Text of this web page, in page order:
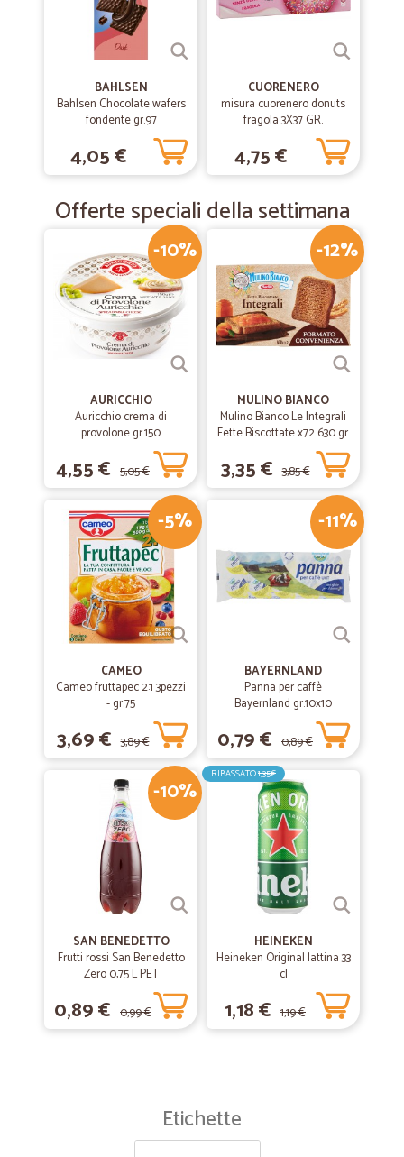
BAHLSEN
Bahlsen Chocolate wafers
fondente gr.97
4,05 €
CUORENERO
misura cuorenero donuts
fragola 3X37 GR.
4,75 €
Offerte speciali della settimana
-10%
AURICCHIO
Auricchio crema di
provolone gr.150
4,55 € 5,05 €
-12%
MULINO BIANCO
Mulino Bianco Le Integrali
Fette Biscottate x72 630 gr.
3,35 € 3,85 €
-5%
CAMEO
Cameo fruttapec 2:1 3pezzi
- gr.75
3,69 € 3,89 €
-11%
BAYERNLAND
Panna per caffè
Bayernland gr.10x10
0,79 € 0,89 €
-10%
SAN BENEDETTO
Frutti rossi San Benedetto
Zero 0,75 L PET
0,89 € 0,99 €
RIBASSATO1,35€
HEINEKEN
Heineken Original lattina 33
cl
1,18 € 1,19 €
Etichette